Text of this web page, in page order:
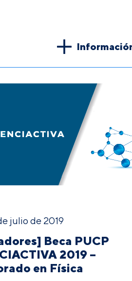
julio de 2019
Beca PUCP
2019 –
en Física